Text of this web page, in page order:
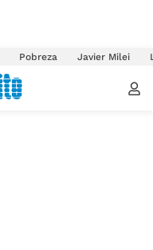
Pobreza Javier Milei